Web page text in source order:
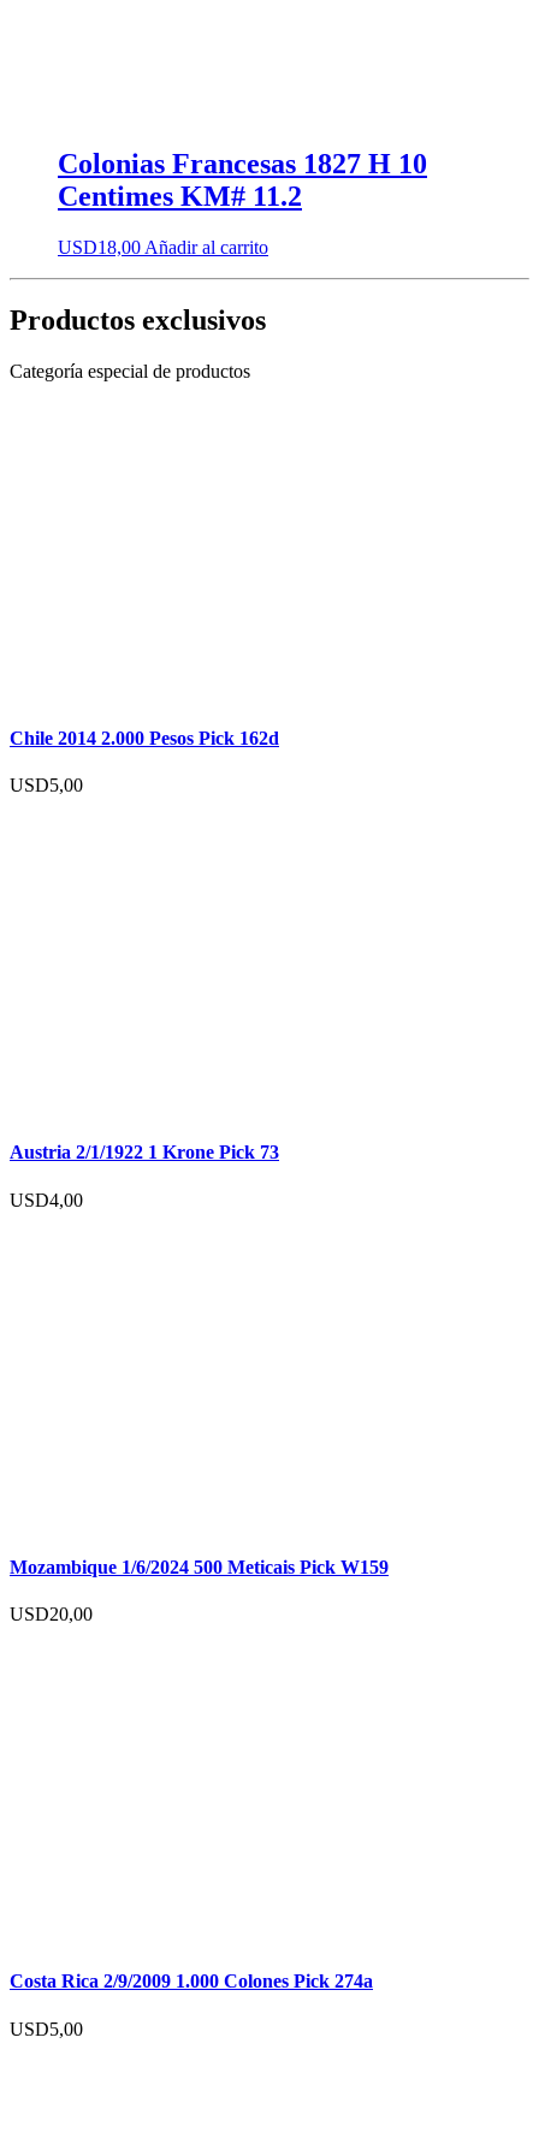
Colonias Francesas 1827 H 10
Centimes KM# 11.2
USD18,00 Añadir al carrito
Productos exclusivos
Categoría especial de productos
Chile 2014 2.000 Pesos Pick 162d
USD5,00
Austria 2/1/1922 1 Krone Pick 73
USD4,00
Mozambique 1/6/2024 500 Meticais Pick W159
USD20,00
Costa Rica 2/9/2009 1.000 Colones Pick 274a
USD5,00